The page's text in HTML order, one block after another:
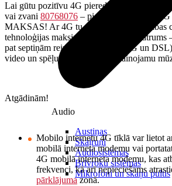
Audio
Austiņas
Skaļruņi
Audiosistēmas
Brīvroku sistēmas
Mikrofoni un skaņu pultis
Lai gūtu pozitīvu 4G pieredzi, dodies uz
vai zvani 80768076 – pieslēgsim atbalstu
MAKSAS! Ar 4G tu varēsi baudīt ievērības
tehnoloģijas maksimālais teorētiskais
pat septiņām reizēm lielāks nekā 3G un
video un spēļu ielādi, kā arī nevainojamu
Atgādinām!
Mobilo internetu 4G tīklā var lietot
mobilā interneta modemu vai
4G mobilā interneta modemu, kas
frekvenci, kā arī nepieciešams
pārklājumazonā.